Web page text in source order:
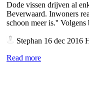
Dode vissen drijven al
Beverwaard. Inwoners
schoon meer is.''
Stephan 16 dec 2016
Read more